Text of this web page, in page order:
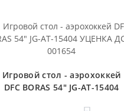
Игровой стол - аэрохоккей
DFC BORAS 54" JG-AT-15404